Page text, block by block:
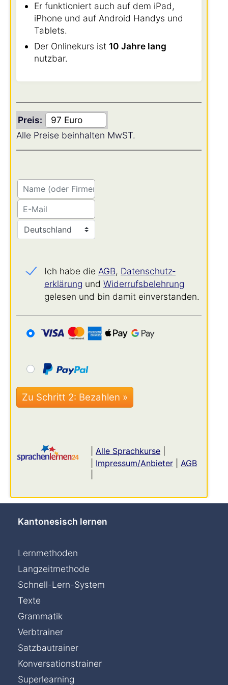
Er funktioniert auch auf dem iPad,
iPhone und auf Android Handys und
Tablets.
Der Onlinekurs ist 10 Jahre lang
nutzbar.
Preis:
Alle Preise beinhalten MwST.
Ich habe die AGB, Datenschutz­
erklärung und Widerrufs­belehrung
gelesen und bin damit einverstanden.
Alle Sprachkurse
Impressum/Anbieter
AGB
Kantonesisch lernen
Lernmethoden
Langzeitmethode
Schnell-Lern-System
Texte
Grammatik
Verbtrainer
Satzbautrainer
Konversationstrainer
Superlearning